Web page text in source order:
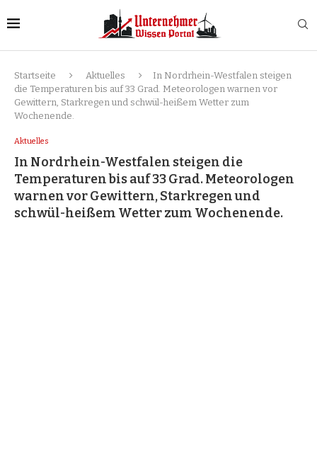
Startseite Aktuelles
In Nordrhein-Westfalen steigen
die Temperaturen bis auf 33 Grad. Meteorologen warnen vor
Gewittern, Starkregen und schwül-heißem Wetter zum
Wochenende.
Aktuelles
In Nordrhein-Westfalen steigen die
Temperaturen bis auf 33 Grad. Meteorologen
warnen vor Gewittern, Starkregen und
schwül-heißem Wetter zum Wochenende.